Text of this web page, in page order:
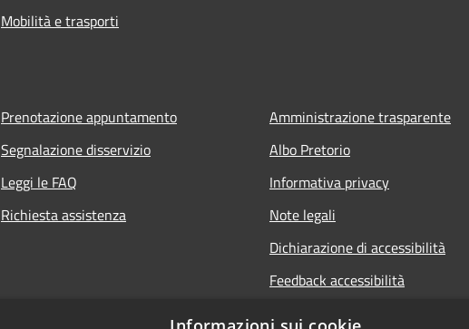
Mobilità e trasporti
Prenotazione appuntamento
Segnalazione disservizio
Leggi le FAQ
Richiesta assistenza
Amministrazione trasparente
Albo Pretorio
Informativa privacy
Note legali
Dichiarazione di accessibilità
Feedback accessibilità